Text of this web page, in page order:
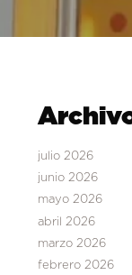
julio 2026
junio 2026
mayo 2026
abril 2026
marzo 2026
febrero 2026